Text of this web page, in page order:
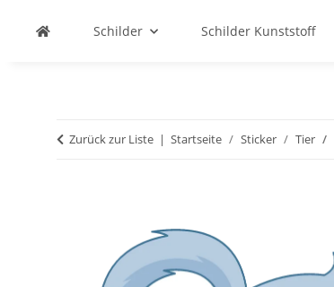
Schilder Schilder Kunststoff
Zurück zur Liste Startseite Sticker Tier